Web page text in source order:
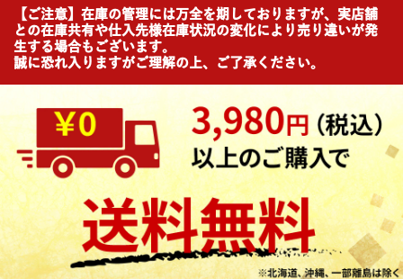
【ご注意】在庫の管理には万全を期しておりますが、実店舗
との在庫共有や仕入先様在庫状況の変化により売り違いが発
生する場合もございます。
誠に恐れ入りますがご理解の上、ご了承ください。